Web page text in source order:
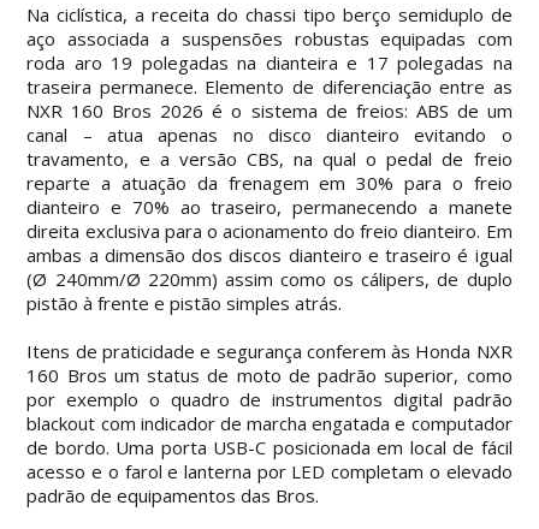
Na ciclística, a receita do chassi tipo berço semiduplo de
aço associada a suspensões robustas equipadas com
roda aro 19 polegadas na dianteira e 17 polegadas na
traseira permanece. Elemento de diferenciação entre as
NXR 160 Bros 2026 é o sistema de freios: ABS de um
canal – atua apenas no disco dianteiro evitando o
travamento, e a versão CBS, na qual o pedal de freio
reparte a atuação da frenagem em 30% para o freio
dianteiro e 70% ao traseiro, permanecendo a manete
direita exclusiva para o acionamento do freio dianteiro. Em
ambas a dimensão dos discos dianteiro e traseiro é igual
(Ø 240mm/Ø 220mm) assim como os cálipers, de duplo
pistão à frente e pistão simples atrás.
Itens de praticidade e segurança conferem às Honda NXR
160 Bros um status de moto de padrão superior, como
por exemplo o quadro de instrumentos digital padrão
blackout com indicador de marcha engatada e computador
de bordo. Uma porta USB-C posicionada em local de fácil
acesso e o farol e lanterna por LED completam o elevado
padrão de equipamentos das Bros.